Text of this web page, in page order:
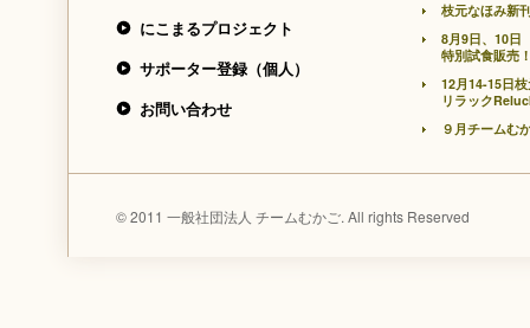
にこまるプロジェクト
サポーター登録（個人）
お問い合わせ
枝元なほみ新
8月9日、10日
特別試食販売
12月14-15日
リラック
９月チームむ
© 2011 一般社団法人 チームむかご. All rights Reserved